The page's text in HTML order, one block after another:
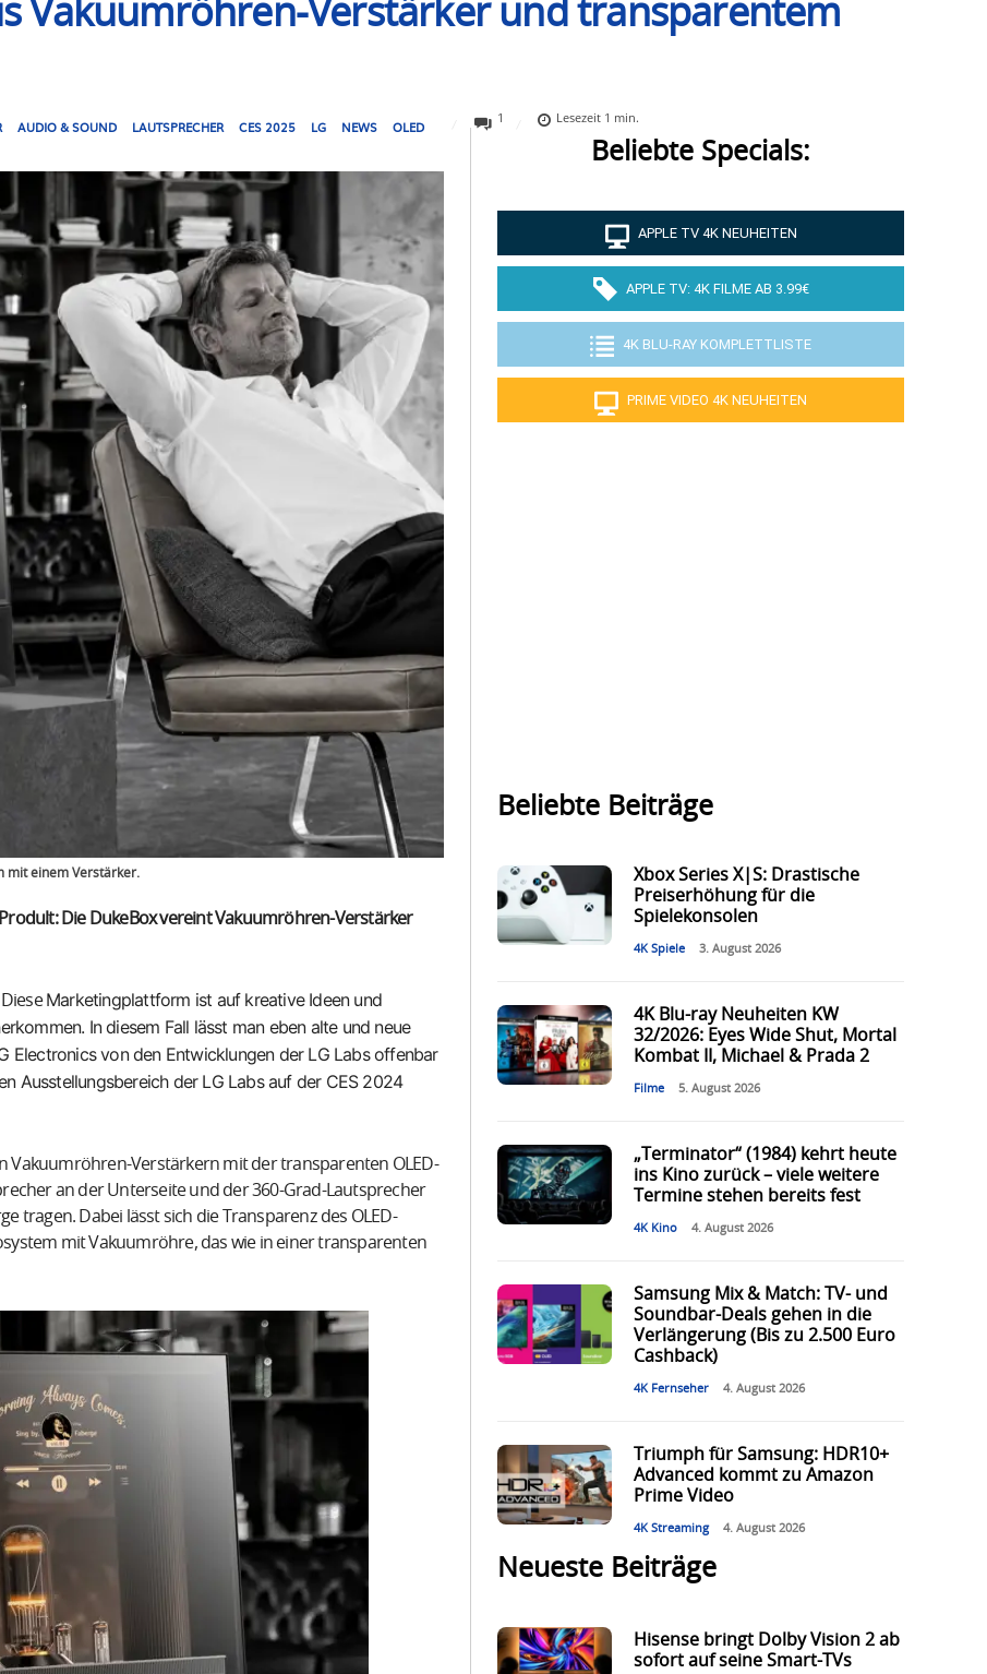
Vakuumröhren-Verstärker und transparentem
AUDIO & SOUND LAUTSPRECHER CES 2025 LG NEWS OLED
1 Lesezeit 1 min.
mit einem Verstärker.
Die DukeBox vereint Vakuumröhren-Verstärker
Marketingplattform ist auf kreative Ideen und
In diesem Fall lässt man eben alte und neue
Electronics von den Entwicklungen der LG Labs offenbar
Ausstellungsbereich der LG Labs auf der CES 2024
Vakuumröhren-Verstärkern mit der transparenten OLED-
an der Unterseite und der 360-Grad-Lautsprecher
tragen. Dabei lässt sich die Transparenz des OLED-
mit Vakuumröhre, das wie in einer transparenten
Beliebte Specials:
APPLE TV 4K NEUHEITEN
APPLE TV: 4K FILME AB 3.99€
4K BLU-RAY KOMPLETTLISTE
PRIME VIDEO 4K NEUHEITEN
Beliebte Beiträge
Xbox Series X|S: Drastische
Preiserhöhung für die
Spielekonsolen
4K Spiele 3. August 2026
4K Blu-ray Neuheiten KW
32/2026: Eyes Wide Shut, Mortal
Kombat II, Michael & Prada 2
Filme 5. August 2026
„Terminator“ (1984) kehrt heute
ins Kino zurück – viele weitere
Termine stehen bereits fest
4K Kino 4. August 2026
Samsung Mix & Match: TV- und
Soundbar-Deals gehen in die
Verlängerung (Bis zu 2.500 Euro
Cashback)
4K Fernseher 4. August 2026
Triumph für Samsung: HDR10+
Advanced kommt zu Amazon
Prime Video
4K Streaming 4. August 2026
Neueste Beiträge
Hisense bringt Dolby Vision 2 ab
sofort auf seine Smart-TVs